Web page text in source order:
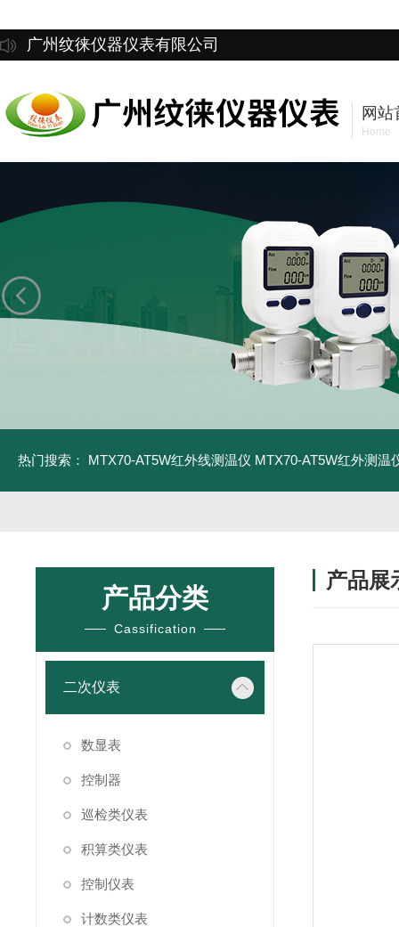
广州纹徕仪器仪表有限公司
网站
Home
热门搜索： MTX70-AT5W红外线测温仪 MTX70-AT5W红外测温
产品分类
Cassification
二次仪表
数显表
控制器
巡检类仪表
积算类仪表
控制仪表
计数类仪表
产品展